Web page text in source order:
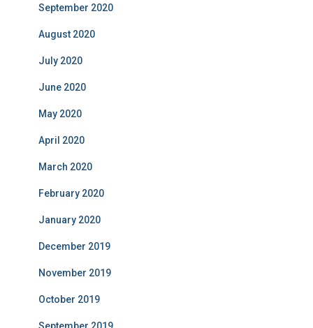
September 2020
August 2020
July 2020
June 2020
May 2020
April 2020
March 2020
February 2020
January 2020
December 2019
November 2019
October 2019
September 2019